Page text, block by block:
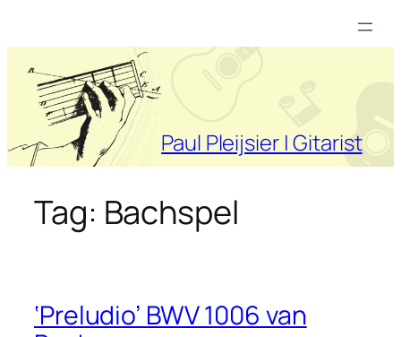
inhoud
Paul Pleijsier | Gitarist
Tag: Bachspel
‘Preludio’ BWV 1006 van